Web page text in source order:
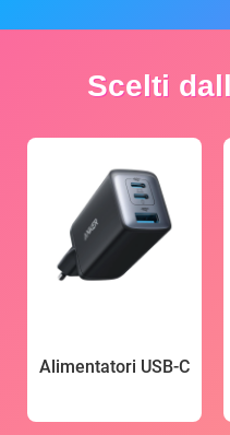
Scelti
Alimentatori USB-C